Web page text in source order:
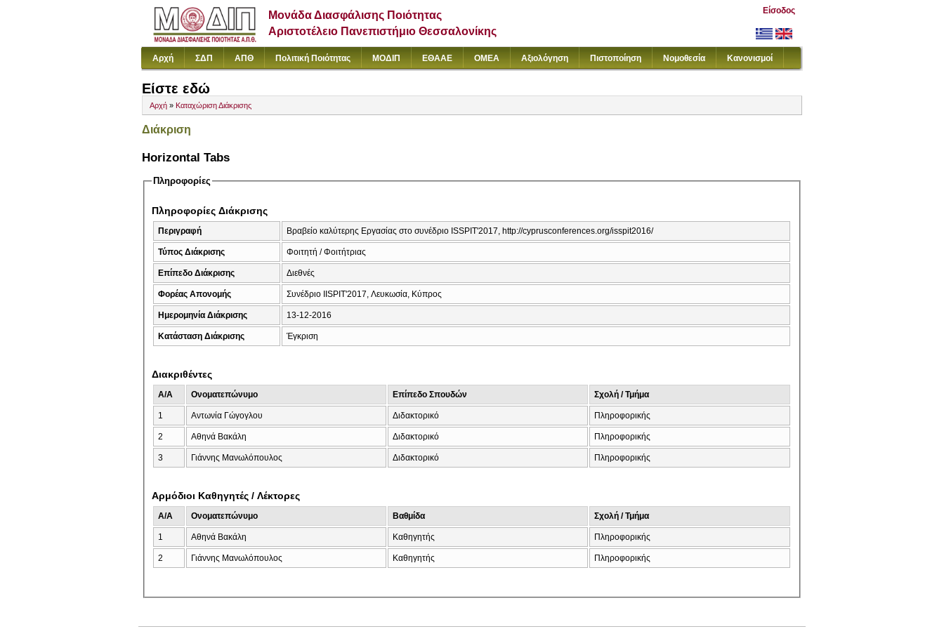
Μονάδα Διασφάλισης Ποιότητας
Αριστοτέλειο Πανεπιστήμιο Θεσσαλονίκης
Είσοδος
Αρχή ΣΔΠ ΑΠΘ Πολιτική Ποιότητας ΜΟΔΙΠ ΕΘΑΑΕ ΟΜΕΑ Αξιολόγηση Πιστοποίηση Νομοθεσία Κανονισμοί
Είστε εδώ
Αρχή » Καταχώριση Διάκρισης
Διάκριση
Horizontal Tabs
Πληροφορίες
Πληροφορίες Διάκρισης
Περιγραφή Βραβείο καλύτερης Εργασίας στο συνέδριο ISSPIT'2017, http://cyprusconferences.org/isspit2016/
Τύπος Διάκρισης Φοιτητή / Φοιτήτριας
Επίπεδο Διάκρισης Διεθνές
Φορέας Απονομής Συνέδριο IISPIT'2017, Λευκωσία, Κύπρος
Ημερομηνία Διάκρισης 13-12-2016
Κατάσταση Διάκρισης Έγκριση
Διακριθέντες
A/A Ονοματεπώνυμο Επίπεδο Σπουδών Σχολή / Τμήμα
1 Αντωνία Γώγογλου Διδακτορικό Πληροφορικής
2 Αθηνά Βακάλη Διδακτορικό Πληροφορικής
3 Γιάννης Μανωλόπουλος Διδακτορικό Πληροφορικής
Αρμόδιοι Καθηγητές / Λέκτορες
A/A Ονοματεπώνυμο Βαθμίδα Σχολή / Τμήμα
1 Αθηνά Βακάλη Καθηγητής Πληροφορικής
2 Γιάννης Μανωλόπουλος Καθηγητής Πληροφορικής